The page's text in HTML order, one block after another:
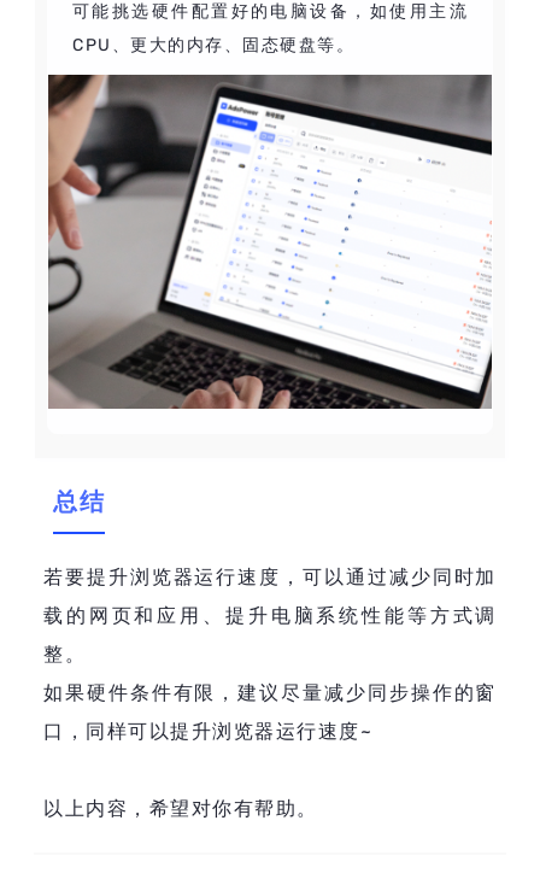
可能挑选硬件配置好的电脑设备，如使用主流
CPU、更大的内存、固态硬盘等。
总结
若要提升浏览器运行速度，可以通过减少同时加
载的网页和应用、提升电脑系统性能等方式调
整。
如果硬件条件有限，建议尽量减少同步操作的窗
口，同样可以提升浏览器运行速度~
以上内容，希望对你有帮助。